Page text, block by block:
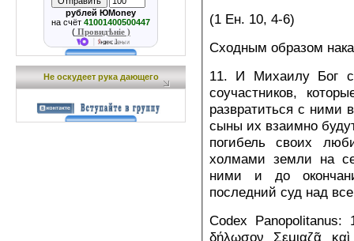
рублей ЮMoney
на счёт 41001400500447
( Провидѣніе )
Не оскудеет рука дающего
(1 Ен. 10, 4-6)
Сходным образом
11. И Михаилу Бог
соучастников,
развратиться с ними
сыны их взаимно
погибель своих
холмами земли на
ними и до
последний суд над
Codex Panopolitanus:
δήλωσον Σεμιαζᾷ